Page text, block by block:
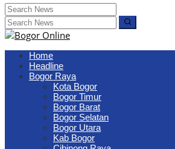
Home
Headline
Bogor Raya
Kota Bogor
Bogor Timur
Bogor Barat
Bogor Selatan
Bogor Utara
Kab Bogor